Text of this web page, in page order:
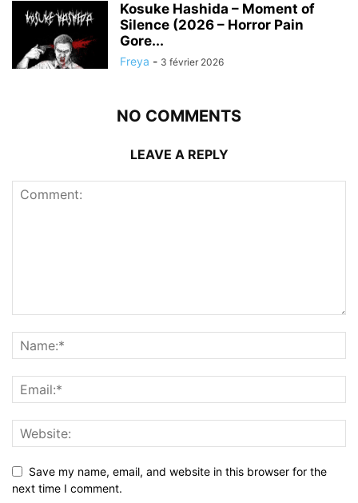
Kosuke Hashida – Moment of
Silence (2026 – Horror Pain
Gore...
Freya - 3 février 2026
NO COMMENTS
LEAVE A REPLY
Save my name, email, and website in this browser for the
next time I comment.